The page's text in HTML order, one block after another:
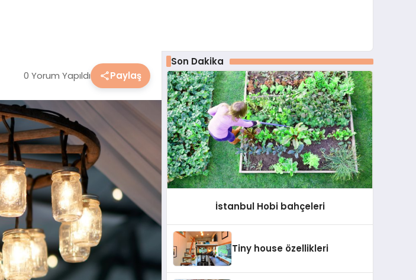
0 Yorum Yapıldı Paylaş
Son Dakika
İstanbul Hobi bahçeleri
Tiny house özellikleri